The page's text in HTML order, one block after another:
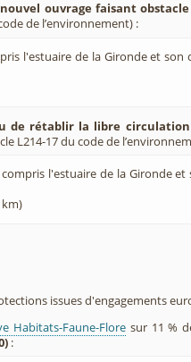
ouvrage faisant
de l’environnement) :
l'estuaire de la Gironde et son
de rétablir la libre
L214-17 du code de
l'estuaire de la Gironde
km)
issues d'engagements
Habitats-Faune-Flore sur 11 %
: